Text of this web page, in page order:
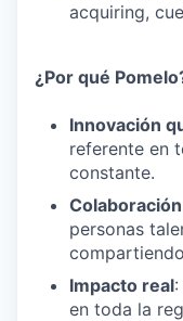
acquiring,
¿Por qué
Innovación
referente en
constante.
personas
Impacto real
en toda la